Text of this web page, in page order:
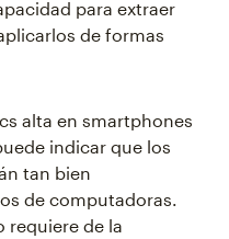
para extraer
de formas
alta en smartphones
indicar que los
tan bien
de computadoras.
requiere de la